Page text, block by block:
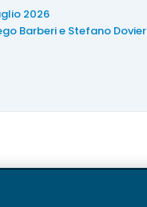
2026
Barberie Stefano Dovier